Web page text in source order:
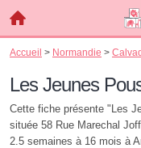
Accueil > Normandie >
Les Jeunes
Cette fiche présente "Les
située 58 Rue Marechal
2.5 semaines à 16 mois à